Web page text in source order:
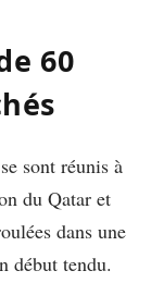
60
sont réunis à
du Qatar et
dans une
début tendu.